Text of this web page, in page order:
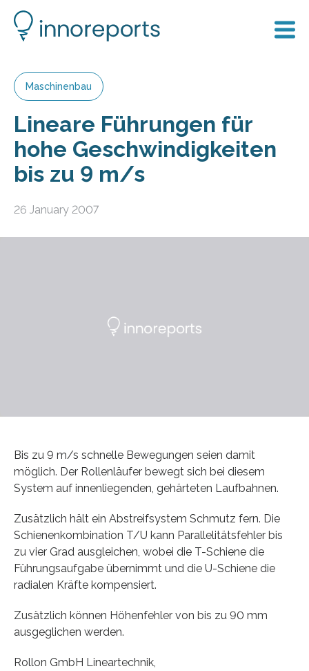
Maschinenbau
Lineare Führungen für
hohe Geschwindigkeiten
bis zu 9 m/s
26 January 2007
Bis zu 9 m/s schnelle Bewegungen seien damit
möglich. Der Rollenläufer bewegt sich bei diesem
System auf innenliegenden, gehärteten Laufbahnen.
Zusätzlich hält ein Abstreifsystem Schmutz fern. Die
Schienenkombination T/U kann Parallelitätsfehler bis
zu vier Grad ausgleichen, wobei die T-Schiene die
Führungsaufgabe übernimmt und die U-Schiene die
radialen Kräfte kompensiert.
Zusätzlich können Höhenfehler von bis zu 90 mm
ausgeglichen werden.
Rollon GmbH Lineartechnik,